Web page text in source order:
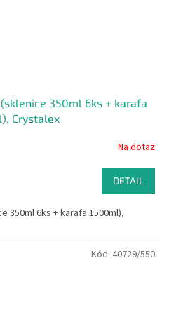
(sklenice 350ml 6ks + karafa
Crystalex
Na dotaz
DETAIL
350ml 6ks + karafa 1500ml),
Kód: 40729/550